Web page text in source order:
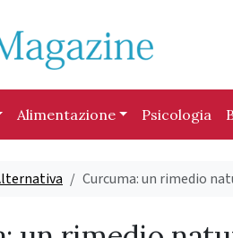
Alimentazione Psicologia
Curcuma: un rimedio